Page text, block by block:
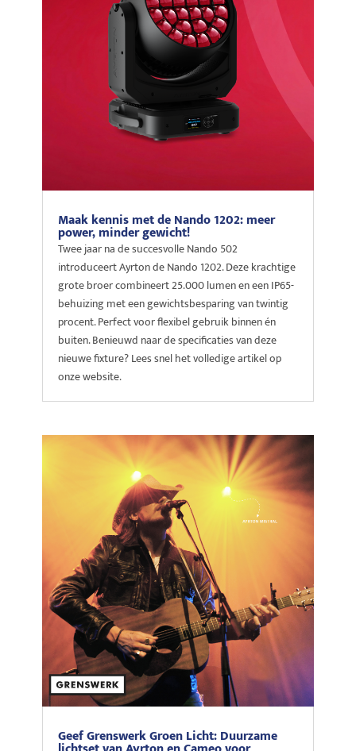
Maak kennis met de Nando 1202: meer
power, minder gewicht!
Twee jaar na de succesvolle Nando 502
introduceert Ayrton de Nando 1202. Deze krachtige
grote broer combineert 25.000 lumen en een IP65-
behuizing met een gewichtsbesparing van twintig
procent. Perfect voor flexibel gebruik binnen én
buiten. Benieuwd naar de specificaties van deze
nieuwe fixture? Lees snel het volledige artikel op
onze website.
Geef Grenswerk Groen Licht: Duurzame